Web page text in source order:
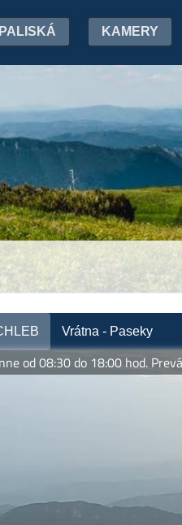
KAMERY
Vrátna - Paseky
08:30 do 18:00 hod.